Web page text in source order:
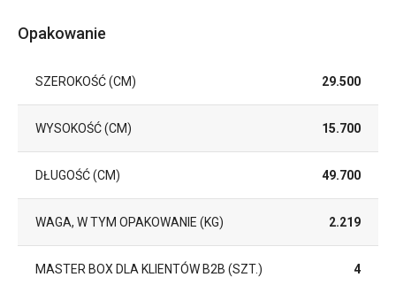
Opakowanie
SZEROKOŚĆ (CM) 29.500
WYSOKOŚĆ (CM) 15.700
DŁUGOŚĆ (CM) 49.700
WAGA, W TYM OPAKOWANIE (KG) 2.219
MASTER BOX DLA KLIENTÓW B2B (SZT.) 4